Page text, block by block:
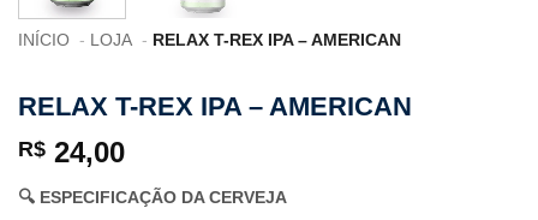
INÍCIO LOJA RELAX T-REX IPA – AMERICAN
RELAX T-REX IPA – AMERICAN
R$ 24,00
🔍 ESPECIFICAÇÃO DA CERVEJA